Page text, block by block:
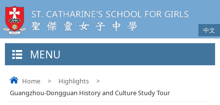
中文
MENU
Home > Highlights
>
Guangzhou-Dongguan History and Culture Study Tour